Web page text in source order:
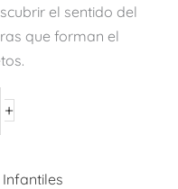
el sentido del
que forman el
+